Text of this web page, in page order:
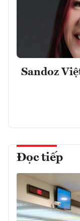
Sandoz
Đọc tiếp